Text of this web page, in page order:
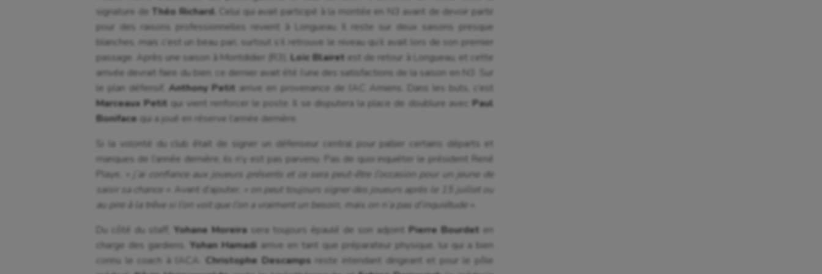
signature de Théo Richard.
Celui qui avait participé à la montée en N3 avant de devoir partir
pour des raisons professionnelles revient à Longueau. Il reste sur deux saisons presque
blanches, mais c’est un beau pari, surtout s’il retrouve le niveau qu’il avait lors de son premier
passage. Après une saison à Montdidier (R3), Loïc Blairet est de retour à Longueau, et cette
arrivée devrait faire du bien, ce dernier avait été l’une des satisfactions de la saison en N3. Sur
le plan défensif, Anthony Petit arrive en provenance de l’AC Amiens. Dans les buts, c’est
Marceaux Petit qui vient renforcer le poste. Il se disputera la place de doublure avecPaul
Boniface qui a joué en réserve l’année dernière.
Si la volonté du club était de signer un défenseur central pour pallier certains départs et
manques de l’année dernière, ils n’y est pas parvenu. Pas de quoi inquiéter le président René
Playe,
« j’ai confiance aux joueurs présents et ce sera peut-être l’occasion pour un jeune de
saisir sa chance »
. Avant d’ajouter,
« on peut toujours signer des joueurs après le 15 juillet ou
au pire à la trêve si l’on voit que l’on a vraiment un besoin, mais on n’a pas d’inquiétude ».
Du côté du staff, Yohane Moreira sera toujours épaulé de son adjoint Pierre Bourdet en
charge des gardiens. Yohan Hamadi arrive en tant que préparateur physique, lui qui a bien
connu le coach à l’ACA.Christophe Descamps reste intendant dirigeant et pour le pôle